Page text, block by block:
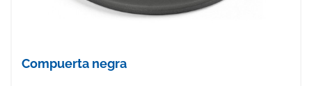
Compuerta negra